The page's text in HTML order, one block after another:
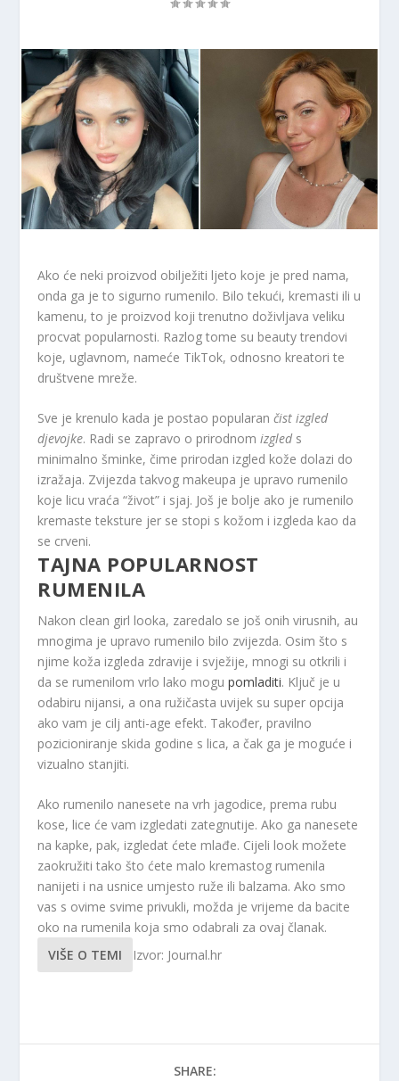
Ako će neki proizvod obilježiti ljeto koje je pred nama,
onda ga je to sigurno rumenilo. Bilo tekući, kremasti ili u
kamenu, to je proizvod koji trenutno doživljava veliku
procvat popularnosti. Razlog tome su beauty trendovi
koje, uglavnom, nameće TikTok, odnosno kreatori te
društvene mreže.
Sve je krenulo kada je postao popularančist izgled
djevojke. Radi se zapravo o prirodnomizgleds
minimalno šminke, čime prirodan izgled kože dolazi do
izražaja. Zvijezda takvog makeupa je upravo rumenilo
koje licu vraća “život” i sjaj. Još je bolje ako je rumenilo
kremaste teksture jer se stopi s kožom i izgleda kao da
se crveni.
TAJNA POPULARNOST
RUMENILA
Nakon clean girl looka, zaredalo se još onih virusnih, au
mnogima je upravo rumenilo bilo zvijezda. Osim što s
njime koža izgleda zdravije i svježije, mnogi su otkrili i
da se rumenilom vrlo lako mogupomladiti. Ključ je u
odabiru nijansi, a ona ružičasta uvijek su super opcija
ako vam je cilj anti-age efekt. Također, pravilno
pozicioniranje skida godine s lica, a čak ga je moguće i
vizualno stanjiti.
Ako rumenilo nanesete na vrh jagodice, prema rubu
kose, lice će vam izgledati zategnutije. Ako ga nanesete
na kapke, pak, izgledat ćete mlađe. Cijeli look možete
zaokružiti tako što ćete malo kremastog rumenila
nanijeti i na usnice umjesto ruže ili balzama. Ako smo
vas s ovime svime privukli, možda je vrijeme da bacite
oko na rumenila koja smo odabrali za ovaj članak.
VIŠE O TEMI
Izvor: Journal.hr
SHARE: